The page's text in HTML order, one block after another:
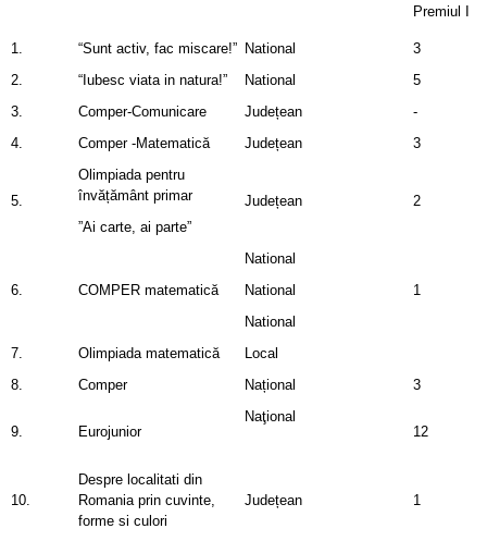
Premiul I
1. “Sunt activ, fac miscare!” National
3
2.
“Iubesc viata in natura!” National
5
3.
Comper-Comunicare Județean
-
4.
Comper -Matematică Județean 3
5.
Olimpiada pentru
învățământ primar
”Ai carte, ai parte”
Județean 2
6. COMPER matematică
National
National
National
1
7. Olimpiada matematică
Local
8.
Comper Național 3
9. Eurojunior
Naţional
12
10.
Despre localitati din
Romania prin cuvinte,
forme si culori
Județean 1